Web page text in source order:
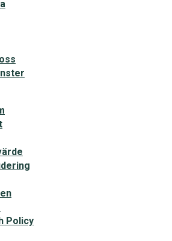
Policy